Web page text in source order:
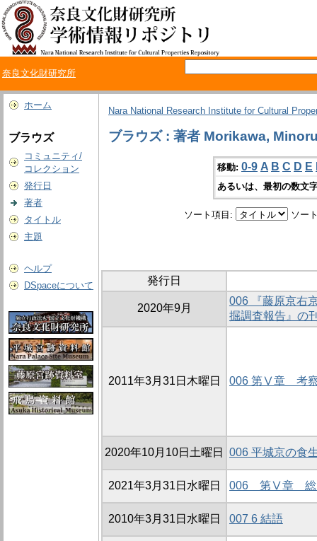
奈良文化財研究所
ホーム
ブラウズ
コミュニティ/
コレクション
発行日
著者
タイトル
主題
ヘルプ
DSpaceについて
Nara National Research Institute for Cultural
ブラウズ : 著者 Morikawa,
移動: 0-9 A B C D E
あるいは、最初の数文
ソート項目: ソー
発行日
2020年9月
006 『藤原京右
掘調査報告』の
2011年3月31日木曜日 006 第Ⅴ章 考
2020年10月10日土曜日 006 平城京の食
2021年3月31日水曜日 006 第Ⅴ章
2010年3月31日水曜日 007 6 結語